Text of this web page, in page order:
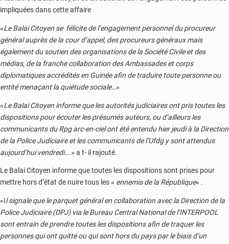
impliquées dans cette affaire
«Le Balai Citoyen se félicite de l’engagement personnel du procureur
général auprès de la cour d’appel, des procureurs généraux mais
également du soutien des organisations de la Société Civile et des
médias, de la franche collaboration des Ambassades et corps
diplomatiques accrédités en Guinée afin de traduire toute personne ou
entité menaçant la quiétude sociale…»
«Le Balai Citoyen informe que les autorités judiciaires ont pris toutes les
dispositions pour écouter les présumés auteurs, ou d’ailleurs les
communicants du Rpg arc-en-ciel ont été entendu hier jeudi à la Direction
de la Police Judiciaire et les communicants de l’Ufdg y sont attendus
aujourd’hui vendredi….» a t- il rajouté.
Le Balai Citoyen informe que toutes les dispositions sont prises pour
mettre hors d’état de nuire tous les « ennemis de la République« .
«Il signale que le parquet général en collaboration avec la Direction de la
Police Judiciaire (DPJ) via le Bureau Central National de l’INTERPOOL
sont entrain de prendre toutes les dispositions afin de traquer les
personnes qui ont quitté ou qui sont hors du pays par le biais d’un